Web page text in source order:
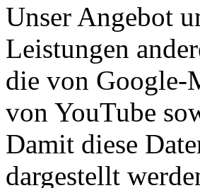
Unser Angebot
Leistungen
die von Google-
von YouTube
Damit diese
dargestellt